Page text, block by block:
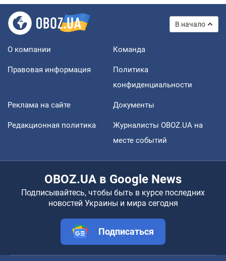
В начало
О компании Команда
Правовая информация
Политика
конфиденциальности
Реклама на сайте Документы
Редакционная политика
Журналисты OBOZ.UA на
месте событий
OBOZ.UA в Google News
Подписывайтесь, чтобы быть в курсе последних
новостей Украины и мира сегодня
Подписаться